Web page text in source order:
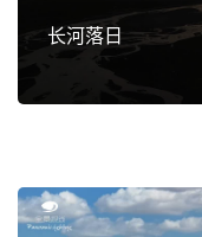
长河落日